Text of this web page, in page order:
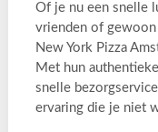
Of je nu een snelle
vrienden of gewoon
New York Pizza
Met hun
snelle
ervaring die je niet